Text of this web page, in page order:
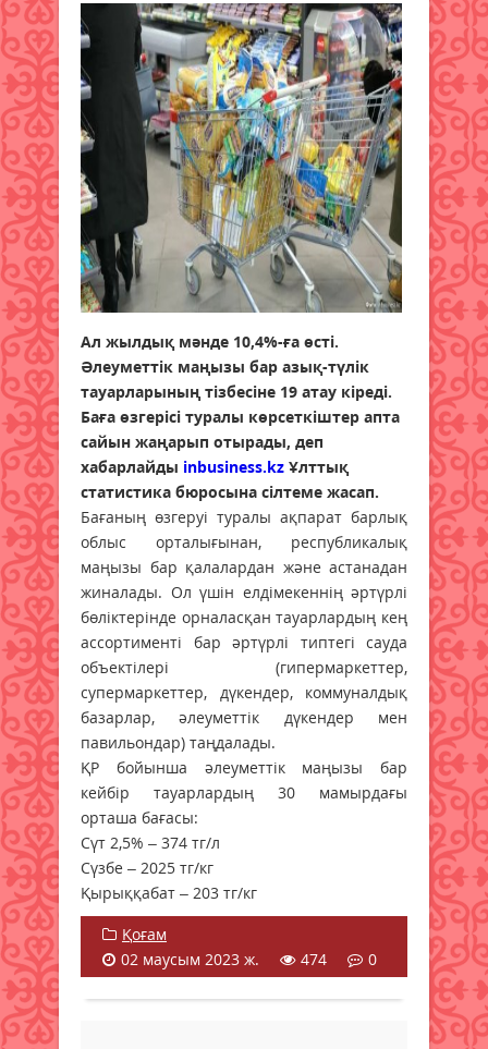
Ал жылдық мәнде 10,4%-ға өсті.
Әлеуметтік маңызы бар азық-түлік
тауарларының тізбесіне 19 атау кіреді.
Баға өзгерісі туралы көрсеткіштер апта
сайын жаңарып отырады, деп
хабарлайды inbusiness.kz Ұлттық
статистика бюросына сілтеме жасап.
Бағаның өзгеруі туралы ақпарат барлық
облыс орталығынан, республикалық
маңызы бар қалалардан және астанадан
жиналады. Ол үшін елдімекеннің әртүрлі
бөліктерінде орналасқан тауарлардың кең
ассортименті бар әртүрлі типтегі сауда
объектілері (гипермаркеттер,
супермаркеттер, дүкендер, коммуналдық
базарлар, әлеуметтік дүкендер мен
павильондар) таңдалады.
ҚР бойынша әлеуметтік маңызы бар
кейбір тауарлардың 30 мамырдағы
орташа бағасы:
Сүт 2,5% – 374 тг/л
Сүзбе – 2025 тг/кг
Қырыққабат – 203 тг/кг
Қоғам
02 маусым 2023 ж.
474 0